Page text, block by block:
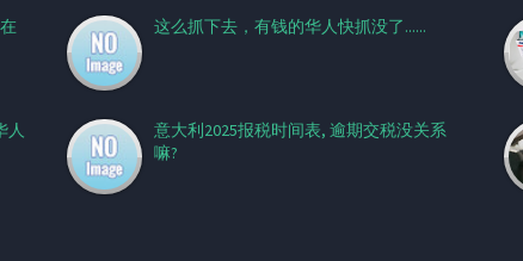
人
这么抓下去，有钱的华人快抓没了......
意大利2025报税时间表, 逾期交税没关系
嘛?